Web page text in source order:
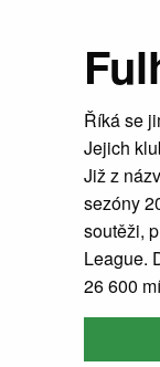
Říká se
Jejich
Již z
sezóny
soutěži,
League.
26 600